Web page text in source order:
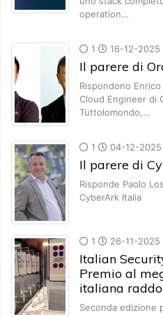
operation…
1 16-12-2025
Il parere di
Rispondono
Cloud Engineer di
Tuttolomondo,…
1 04-12-2025
Il parere di
Risponde Paolo
CyberArk Italia
1 26-11-2025
Italian
Premio al
italiana
Seconda edizione